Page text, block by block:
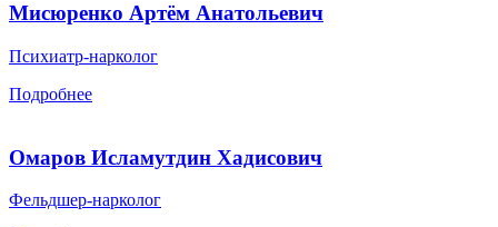
Мисюренко Артём Анатольевич
Психиатр-нарколог
Подробнее
Омаров Исламутдин Хадисович
Фельдшер-нарколог